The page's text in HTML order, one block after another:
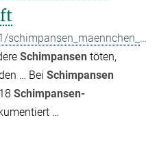
https://www.mpg.de/8407631/schimpansen_maennchen_gewalt
Schimpansen töten,
… Bei Schimpansen
Schimpansen-
…